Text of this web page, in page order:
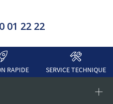
01 22 22
RAPIDE SERVICE TECHNIQUE